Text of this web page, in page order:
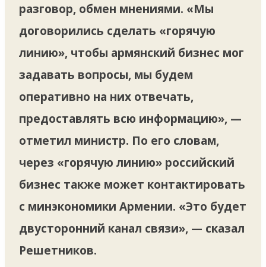
разговор, обмен мнениями. «Мы
договорились сделать «горячую
линию», чтобы армянский бизнес мог
задавать вопросы, мы будем
оперативно на них отвечать,
предоставлять всю информацию», —
отметил министр. По его словам,
через «горячую линию» российский
бизнес также может контактировать
с минэкономики Армении. «Это будет
двусторонний канал связи», — сказал
Решетников.